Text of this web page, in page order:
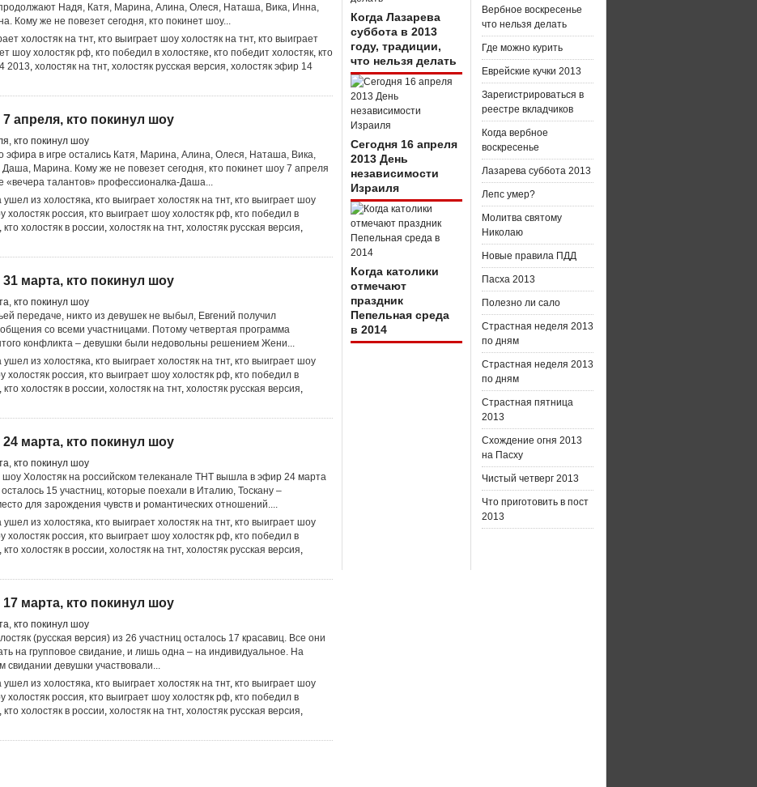
продолжают Надя, Катя, Марина, Алина, Олеся, Наташа, Вика, Инна,
Кому же не повезет сегодня, кто покинет шоу...
холостяк на тнт, кто выиграет шоу холостяк на тнт, кто выиграет
шоу холостяк рф, кто победил в холостяке, кто победит холостяк, кто
2013, холостяк на тнт, холостяк русская версия, холостяк эфир 14
апреля, кто покинул шоу
эфира в игре остались Катя, Марина, Алина, Олеся, Наташа, Вика,
Марина. Кому же не повезет сегодня, кто покинет шоу 7 апреля
«вечера талантов» профессионалка-Даша...
ушел из холостяка, кто выиграет холостяк на тнт, кто выиграет шоу
холостяк россия, кто выиграет шоу холостяк рф, кто победил в
, кто холостяк в россии, холостяк на тнт, холостяк русская версия,
марта, кто покинул шоу
передаче, никто из девушек не выбыл, Евгений получил
со всеми участницами. Потому четвертая программа
конфликта – девушки были недовольны решением Жени...
ушел из холостяка, кто выиграет холостяк на тнт, кто выиграет шоу
холостяк россия, кто выиграет шоу холостяк рф, кто победил в
, кто холостяк в россии, холостяк на тнт, холостяк русская версия,
марта, кто покинул шоу
шоу Холостяк на российском телеканале ТНТ вышла в эфир 24 марта
15 участниц, которые поехали в Италию, Тоскану –
для зарождения чувств и романтических отношений....
ушел из холостяка, кто выиграет холостяк на тнт, кто выиграет шоу
холостяк россия, кто выиграет шоу холостяк рф, кто победил в
, кто холостяк в россии, холостяк на тнт, холостяк русская версия,
марта, кто покинул шоу
(русская версия) из 26 участниц осталось 17 красавиц. Все они
на групповое свидание, и лишь одна – на индивидуальное. На
свидании девушки участвовали...
ушел из холостяка, кто выиграет холостяк на тнт, кто выиграет шоу
холостяк россия, кто выиграет шоу холостяк рф, кто победил в
, кто холостяк в россии, холостяк на тнт, холостяк русская версия,
Когда Лазарева
суббота в 2013
году, традиции,
что нельзя делать
Сегодня 16 апреля
2013 День
независимости
Израиля
Когда католики
отмечают
праздник
Пепельная среда
в 2014
Вербное воскресенье
что нельзя делать
Где можно курить
Еврейские кучки 2013
Зарегистрироваться в
реестре вкладчиков
Когда вербное
воскресенье
Лазарева суббота 2013
Лепс умер?
Молитва святому
Николаю
Новые правила ПДД
Пасха 2013
Полезно ли сало
Страстная неделя 2013
по дням
Страстная неделя 2013
по дням
Страстная пятница
2013
Схождение огня 2013
на Пасху
Чистый четверг 2013
Что приготовить в пост
2013